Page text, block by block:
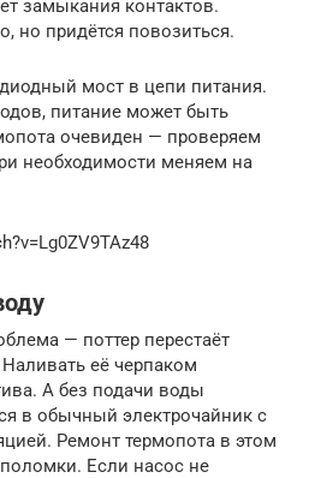
замыкания контактов.
но придётся повозиться.
мост в цепи питания.
питание может быть
очевиден — проверяем
необходимости меняем на
— поттер перестаёт
её черпаком
А без подачи воды
в обычный электрочайник с
Ремонт термопота в этом
Если насос не